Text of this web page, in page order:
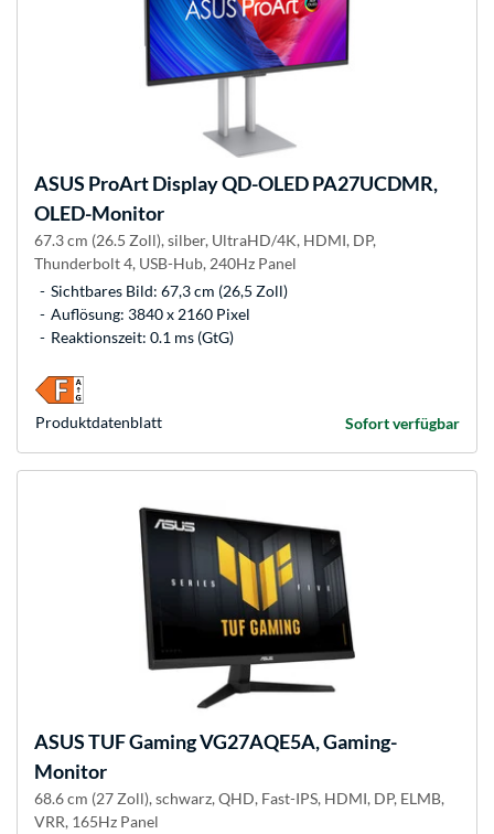
ASUS ProArt Display QD-OLED PA27UCDMR,
OLED-Monitor
67.3 cm (26.5 Zoll), silber, UltraHD/4K, HDMI, DP,
Thunderbolt 4, USB-Hub, 240Hz Panel
Sichtbares Bild: 67,3 cm (26,5 Zoll)
Auflösung: 3840 x 2160 Pixel
Reaktionszeit: 0.1 ms (GtG)
Sofort verfügbar
Produkt­datenblatt
ASUSTUF Gaming VG27AQE5A, Gaming-
Monitor
68.6 cm (27 Zoll), schwarz, QHD, Fast-IPS, HDMI, DP, ELMB,
VRR, 165Hz Panel